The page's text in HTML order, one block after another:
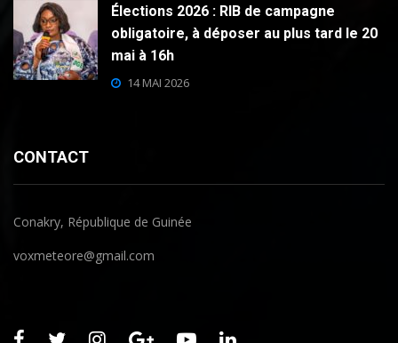
Élections 2026 : RIB de campagne
obligatoire, à déposer au plus tard le 20
mai à 16h
14 MAI 2026
CONTACT
Conakry, République de Guinée
voxmeteore@gmail.com